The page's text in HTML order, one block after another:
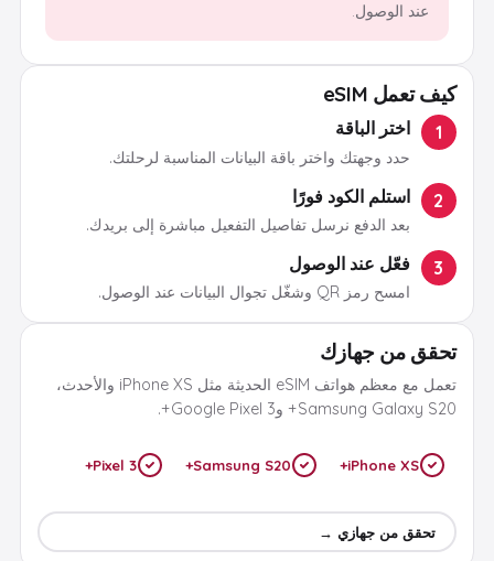
عند الوصول.
كيف تعمل eSIM
1 اختر الباقة
حدد وجهتك واختر باقة البيانات المناسبة لرحلتك.
2 استلم الكود فورًا
بعد الدفع نرسل تفاصيل التفعيل مباشرة إلى بريدك.
3 فعّل عند الوصول
امسح رمز QR وشغّل تجوال البيانات عند الوصول.
تحقق من جهازك
تعمل مع معظم هواتف eSIM الحديثة مثل iPhone XS والأحدث،
Samsung Galaxy S20+ وGoogle Pixel 3+.
iPhone XS+
Samsung S20+
Pixel 3+
تحقق من جهازي →